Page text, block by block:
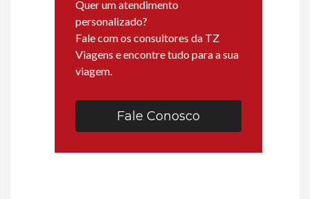
Quer um atendimento
personalizado?
Fale com os consultores da TZ
Viagens e encontre tudo para a sua
viagem.
Fale Conosco